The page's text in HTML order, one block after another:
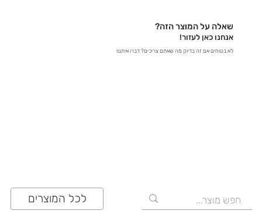
ולוודא שתעשו את הבחירה הנכונה!
שאלה על המוצר הזה?
אנחנו כאן לעזור!
לא בטוחים אם זה בדיוק מה שאתם צריכים? דברו איתנו!
לכל המוצרים